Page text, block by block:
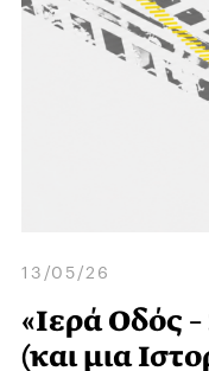
13/05/26
«Ιερά Οδός
(και μια